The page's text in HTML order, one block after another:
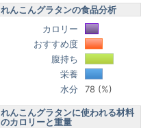
れんこんグラタンの食品分析
カロリー
おすすめ度
腹持ち
栄養
水分
78 (%)
れんこんグラタンに使われる材料
のカロリーと重量